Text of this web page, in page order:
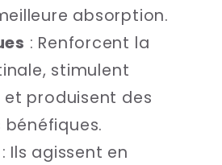
absorption.
: Renforcent la
stimulent
produisent des
: Ils agissent en